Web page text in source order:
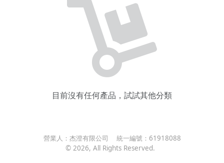
目前沒有任何產品，試試其他分類
營業人： 杰澄有限公司 統一編號： 61918088
© 2026, All Rights Reserved.